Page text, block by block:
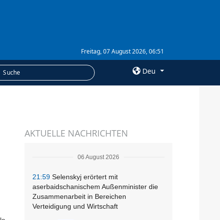
Freitag, 07 August 2026, 06:51
Deu
Abonnement
AKTUELLE NACHRICHTEN
06 August 2026
21:59 Selenskyj erörtert mit
aserbaidschanischem Außenminister die
Zusammenarbeit in Bereichen
Verteidigung und Wirtschaft